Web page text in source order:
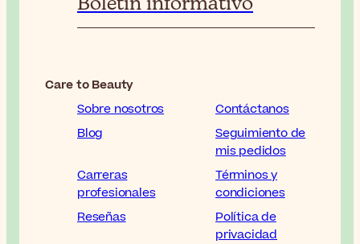
Care to Beauty
Sobre nosotros
Contáctanos
Blog
Seguimiento de
mis pedidos
Carreras
profesionales
Términos y
condiciones
Reseñas
Política de
privacidad